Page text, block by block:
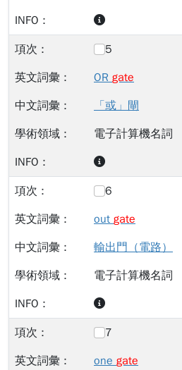
5
OR gate
「或」閘
電子計算機名詞
6
out gate
輸出門（電路）
電子計算機名詞
7
one gate